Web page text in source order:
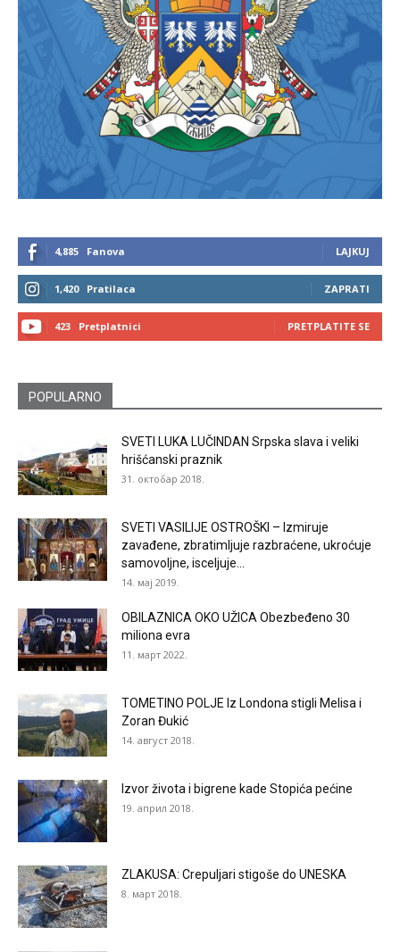
4,885 Fanova LAJKUJ
1,420 Pratilaca ZAPRATI
423 Pretplatnici PRETPLATITE SE
POPULARNO
SVETI LUKA LUČINDAN Srpska slava i veliki
hrišćanski praznik
31. октобар 2018.
SVETI VASILIJE OSTROŠKI – Izmiruje
zavađene, zbratimljuje razbraćene, ukroćuje
samovoljne, isceljuje...
14. мај 2019.
OBILAZNICA OKO UŽICA Obezbeđeno 30
miliona evra
11. март 2022.
TOMETINO POLJE Iz Londona stigli Melisa i
Zoran Đukić
14. август 2018.
Izvor života i bigrene kade Stopića pećine
19. април 2018.
ZLAKUSA: Crepuljari stigoše do UNESKA
8. март 2018.